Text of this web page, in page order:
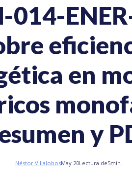
014-
en
y
Néstor VillalobosMay 20Lectura de5min.